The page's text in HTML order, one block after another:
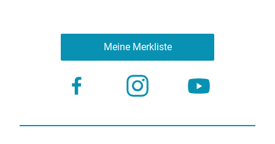
Meine Merkliste